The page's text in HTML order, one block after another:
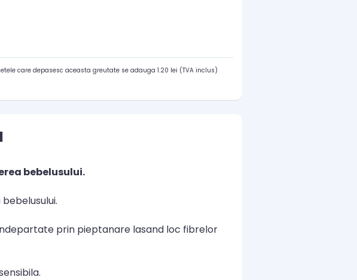
care depasesc aceasta greutate se adauga 1.20 lei (TVA inclus)
bebelusului.
prin pieptanare lasand loc fibrelor